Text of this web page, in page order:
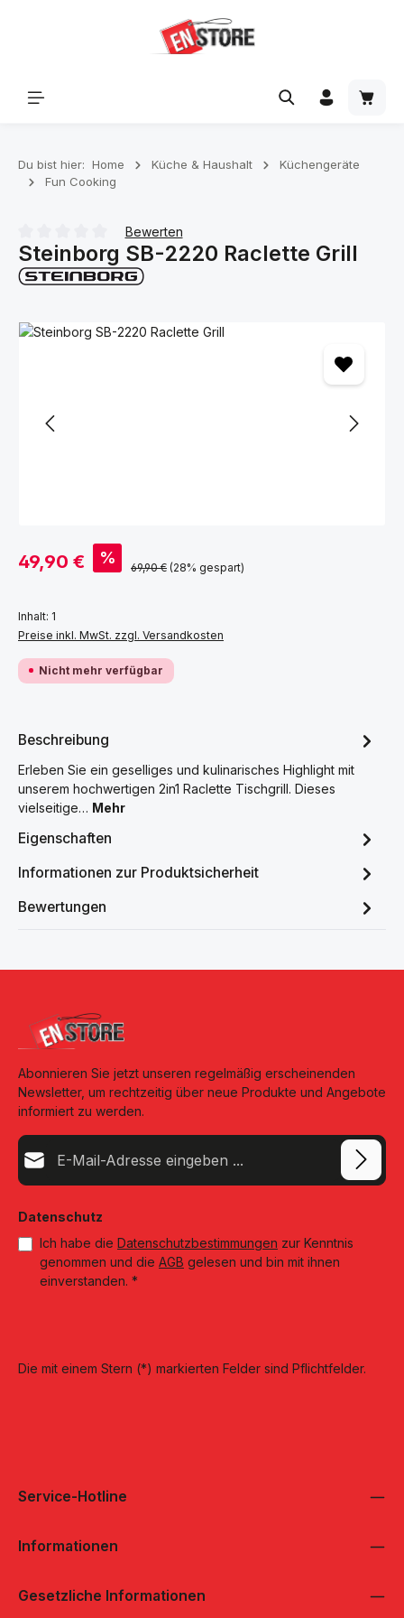
Du bist hier: Home Küche & Haushalt
Küchengeräte
Fun Cooking
Durchschnittliche Bewertung von 0 von 5 Sternen
Bewerten
Steinborg SB-2220 Raclette Grill
Bildergalerie überspringen
Verkaufspreis:
49,90 € % Regulärer Preis:
69,90 € (28% gespart)
Inhalt: 1
Preise inkl. MwSt. zzgl. Versandkosten
Nicht mehr verfügbar
Beschreibung
Erleben Sie ein geselliges und kulinarisches Highlight mit
unserem hochwertigen 2in1 Raclette Tischgrill. Dieses
vielseitige… Mehr
Eigenschaften
Informationen zur Produktsicherheit
Bewertungen
Abonnieren Sie jetzt unseren regelmäßig erscheinenden
Newsletter, um rechtzeitig über neue Produkte und Angebote
informiert zu werden.
E-Mail-Adresse*
Datenschutz
Ich habe die Datenschutzbestimmungen zur Kenntnis
genommen und die AGB gelesen und bin mit ihnen
einverstanden. *
Die mit einem Stern (*) markierten Felder sind Pflichtfelder.
Service-Hotline
Informationen
Gesetzliche Informationen